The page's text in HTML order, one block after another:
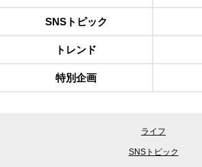
SNSトピック
トレンド
特別企画
ライフ
SNSトピック